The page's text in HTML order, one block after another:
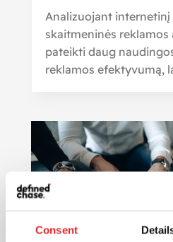
Consent
Analizuojant internetinį
skaitmeninės reklamos
pateikti daug
reklamos efektyvumą,